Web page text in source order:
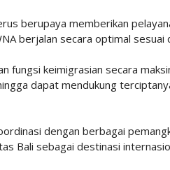
berupaya memberikan
berjalan secara optimal sesuai
fungsi keimigrasian secara
dapat mendukung
dengan berbagai
Bali sebagai destinasi